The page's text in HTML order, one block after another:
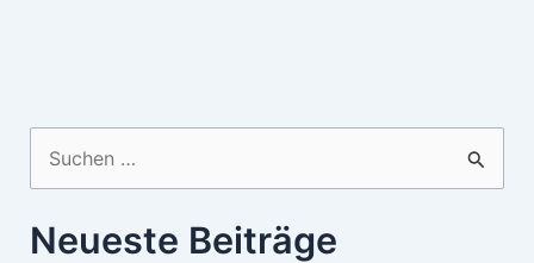
nach:
Neueste Beiträge